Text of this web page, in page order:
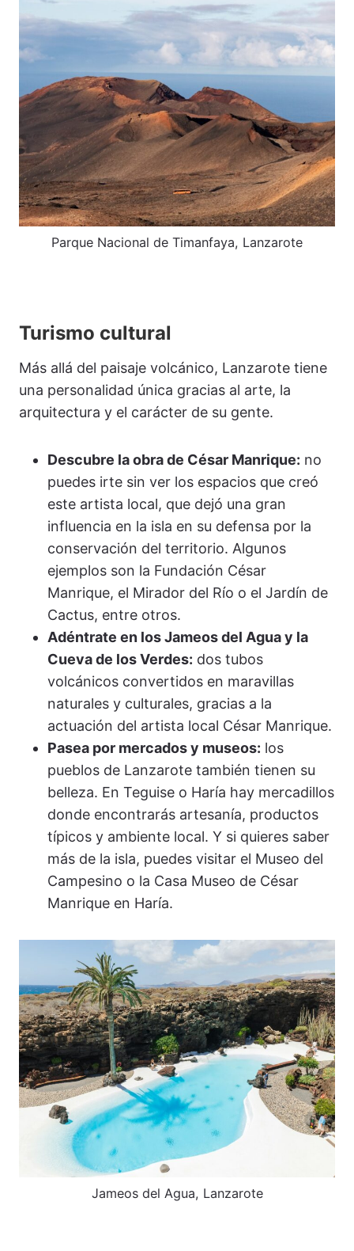
Parque Nacional de Timanfaya, Lanzarote
Turismo cultural
Más allá del paisaje volcánico, Lanzarote tiene
una personalidad única gracias al arte, la
arquitectura y el carácter de su gente.
Descubre la obra de César Manrique: no
puedes irte sin ver los espacios que creó
este artista local, que dejó una gran
influencia en la isla en su defensa por la
conservación del territorio. Algunos
ejemplos son la Fundación César
Manrique, el Mirador del Río o el Jardín de
Cactus, entre otros.
Adéntrate en los Jameos del Agua y la
Cueva de los Verdes: dos tubos
volcánicos convertidos en maravillas
naturales y culturales, gracias a la
actuación del artista local César Manrique.
Pasea por mercados y museos: los
pueblos de Lanzarote también tienen su
belleza. En Teguise o Haría hay mercadillos
donde encontrarás artesanía, productos
típicos y ambiente local. Y si quieres saber
más de la isla, puedes visitar el Museo del
Campesino o la Casa Museo de César
Manrique en Haría.
Jameos del Agua, Lanzarote